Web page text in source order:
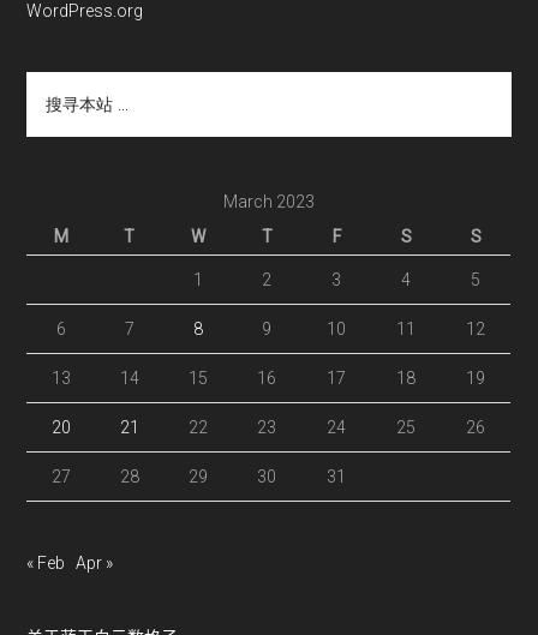
WordPress.org
本
March 2023
M
T W T F S S
1 2 3 4 5
6 7 8 9 10 11 12
13 14 15 16 17 18 19
20 21 22 23 24 25 26
27 28 29 30 31
« Feb Apr »